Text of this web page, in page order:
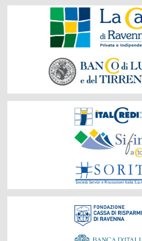
Banche
Gruppo
Fondazione